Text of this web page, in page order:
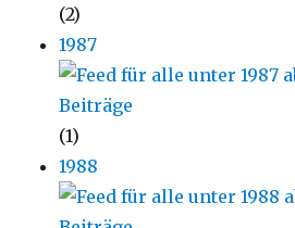
(2)
1987
(1)
1988